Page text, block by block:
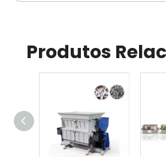
Produtos